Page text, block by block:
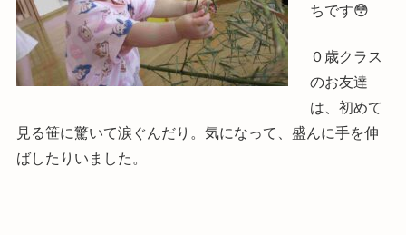
ちです😳
０歳クラス
のお友達
は、初めて
見る笹に驚いて涙ぐんだり。気になって、盛んに手を伸
ばしたりいました。